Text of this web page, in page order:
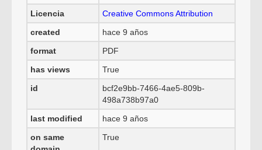
Licencia
Creative Commons Attribution
created
hace 9 años
format
PDF
has views
True
id
bcf2e9bb-7466-4ae5-809b-
498a738b97a0
last modified
hace 9 años
on same
True